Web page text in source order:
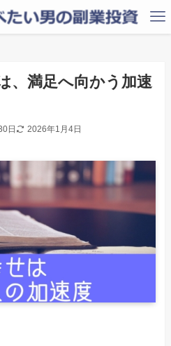
、満足へ向かう加速
日 2026年1月4日